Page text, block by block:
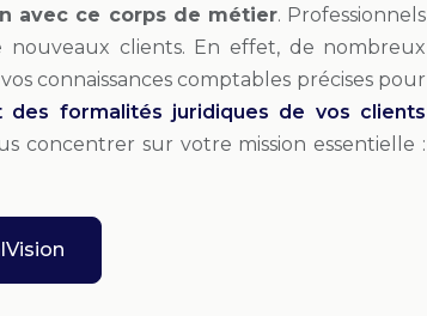
avec ce corps de métier. Professionnels
clients. En effet, de nombreux
connaissances comptables précises pour
des formalités juridiques de vos clients
concentrer sur votre mission essentielle :